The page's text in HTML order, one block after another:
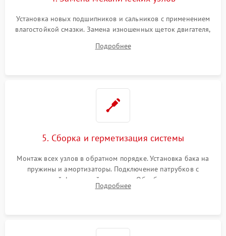
Установка новых подшипников и сальников с применением
влагостойкой смазки. Замена изношенных щеток двигателя,
или поврежденной резиновой манжеты.
Подробнее
5. Сборка и герметизация системы
Монтаж всех узлов в обратном порядке. Установка бака на
пружины и амортизаторы. Подключение патрубков с
надежной фиксацией хомутами. Обработка стыков
герметиком для предотвращения возможных протечек воды.
Подробнее